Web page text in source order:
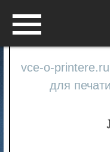
vce-o-
для